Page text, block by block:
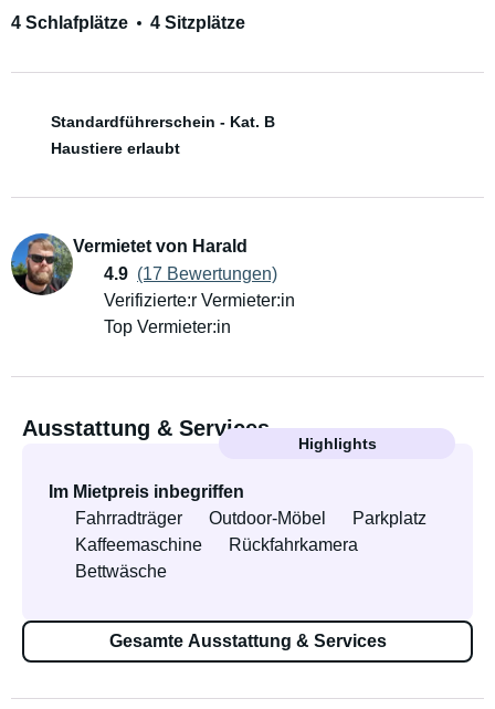
4 Schlafplätze 4 Sitzplätze
Standardführerschein - Kat. B
Haustiere erlaubt
Vermietet von Harald
4.9 (17 Bewertungen)
Verifizierte:r Vermieter:in
Top Vermieter:in
Ausstattung & Services
Highlights
Im Mietpreis inbegriffen
Fahrradträger
Outdoor-Möbel
Parkplatz
Kaffeemaschine
Rückfahrkamera
Bettwäsche
Gesamte Ausstattung & Services